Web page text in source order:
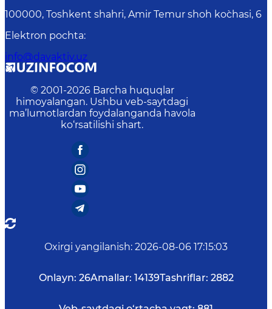
100000, Toshkent shahri, Amir Temur shoh ko`chasi, 6
Elektron pochta:
info@davaktiv.uz
© 2001-2026 Barcha huquqlar
himoyalangan. Ushbu veb-saytdagi
ma’lumotlardan foydalanganda havola
ko‘rsatilishi shart.
Oxirgi yangilanish: 2026-08-06 17:15:03
Onlayn: 26Amallar: 14139Tashriflar: 2882